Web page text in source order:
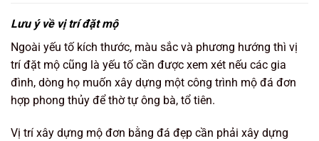
Lưu ý về vị trí đặt mộ
Ngoài yếu tố kích thước, màu sắc và phương hướng thì vị
trí đặt mộ cũng là yếu tố cần được xem xét nếu các gia
đình, dòng họ muốn xây dựng một công trình mộ đá đơn
hợp phong thủy để thờ tự ông bà, tổ tiên.
Vị trí xây dựng mộ đơn bằng đá đẹp cần phải xây dựng